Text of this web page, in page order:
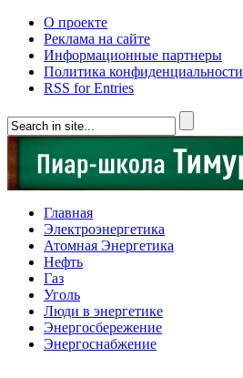
О проекте
Реклама на сайте
Информационные партнеры
Политика конфиденциальности
RSS for Entries
Главная
Электроэнергетика
Атомная Энергетика
Нефть
Газ
Уголь
Люди в энергетике
Энергосбережение
Энергоснабжение